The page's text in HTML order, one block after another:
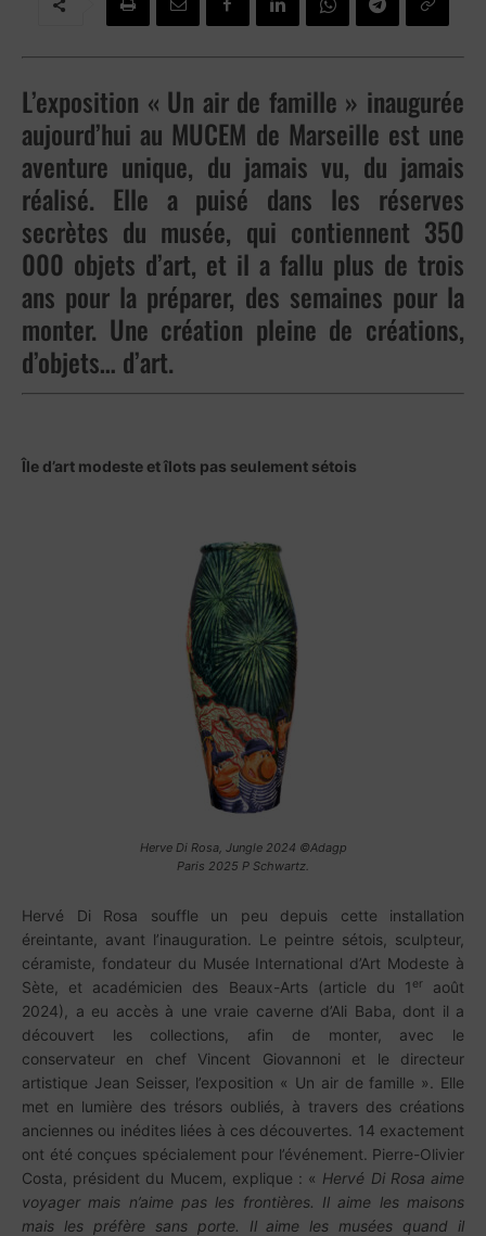
L’exposition « Un air de famille » inaugurée
aujourd’hui au MUCEM de Marseille est une
aventure unique, du jamais vu, du jamais
réalisé. Elle a puisé dans les réserves
secrètes du musée, qui contiennent 350
000 objets d’art, et il a fallu plus de trois
ans pour la préparer, des semaines pour la
monter. Une création pleine de créations,
d’objets… d’art.
Île d’art modeste et îlots pas seulement sétois
Herve Di Rosa, Jungle 2024 ©Adagp
Paris 2025 P Schwartz.
Hervé Di Rosa souffle un peu depuis cette installation
éreintante, avant l’inauguration. Le peintre sétois, sculpteur,
céramiste, fondateur du Musée International d’Art Modeste à
Sète, et académicien des Beaux-Arts (article du 1 eraoût
2024), a eu accès à une vraie caverne d’Ali Baba, dont il a
découvert les collections, afin de monter, avec le
conservateur en chef Vincent Giovannoni et le directeur
artistique Jean Seisser, l’exposition « Un air de famille ». Elle
met en lumière des trésors oubliés, à travers des créations
anciennes ou inédites liées à ces découvertes. 14 exactement
ont été conçues spécialement pour l’événement. Pierre-Olivier
Costa, président du Mucem, explique : « Hervé Di Rosa aime
voyager mais n’aime pas les frontières. Il aime les maisons
mais les préfère sans porte. Il aime les musées quand il